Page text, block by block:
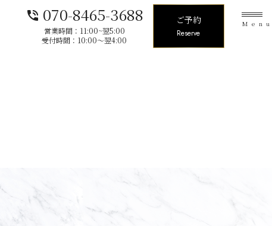
phone_in_talk 070-8465-3688
営業時間：11:00~翌5:00
受付時間：10:00〜翌4:00
ご予約
Reserve